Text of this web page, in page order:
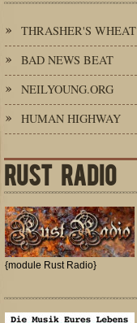
THRASHER'S WHEAT
BAD NEWS BEAT
NEILYOUNG.ORG
HUMAN HIGHWAY
RUST RADIO
{module Rust Radio}